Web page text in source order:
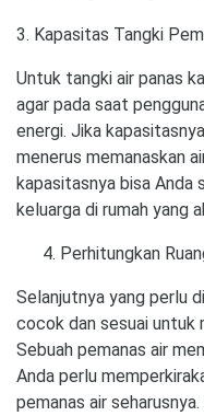
3. Kapasitas Tangki
Untuk tangki air panas
agar pada saat
energi. Jika
menerus memanaskan
kapasitasnya bisa Anda
keluarga di rumah yang
Perhitungkan
Selanjutnya yang perlu
cocok dan sesuai untuk
Sebuah pemanas air
Anda perlu
pemanas air